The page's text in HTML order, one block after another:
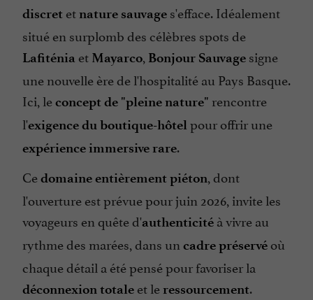
Piscine chauffée
Salon de Jardin
Télévision : oui
Vue sur la mer
discret et nature sauvage s'efface. Idéalement
situé en surplomb des célèbres spots de
Lafiténia et Mayarco, Bonjour Sauvage signe
une nouvelle ère de l'hospitalité au Pays Basque.
Ici, leconcept de "pleine nature" rencontre
l'exigence du boutique-hôtel pour offrir une
expérience immersive rare.
Cedomaine entièrement piéton, dont
l'ouverture est prévue pour juin 2026, invite les
voyageurs en quête d'authenticité à vivre au
rythme des marées, dans un cadre préservé où
chaque détail a été pensé pour favoriser la
déconnexion totale et le ressourcement.